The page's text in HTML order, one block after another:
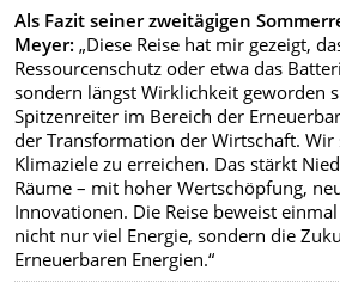
Als Fazit seiner zweitägigen
Meyer: „Diese Reise hat mir gezeigt,
Ressourcenschutz oder etwa das
sondern längst Wirklichkeit geworden
Spitzenreiter im Bereich der
der Transformation der Wirtschaft.
Klimaziele zu erreichen. Das stärkt
Räume – mit hoher Wertschöpfung,
Innovationen. Die Reise beweist
nicht nur viel Energie, sondern die
Erneuerbaren Energien.“